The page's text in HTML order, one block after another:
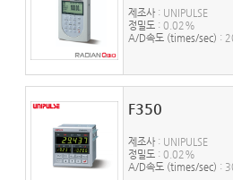
제조사 : UNIPULSE
정밀도 : 0.02%
A/D속도 (times/sec) :
F350
제조사 : UNIPULSE
정밀도 : 0.02%
A/D속도 (times/sec) :